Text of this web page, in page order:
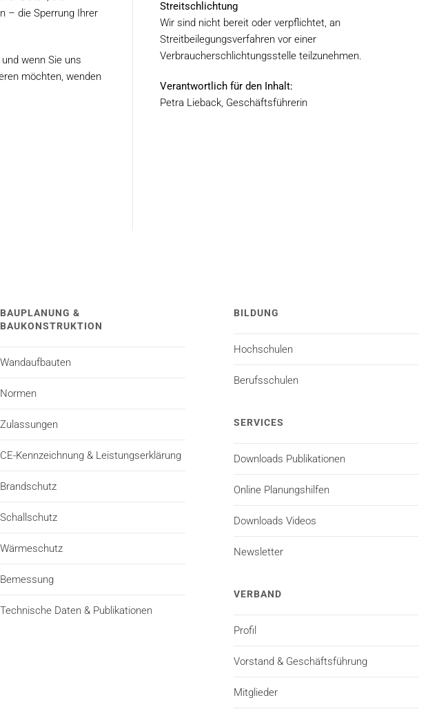
– die Sperrung Ihrer
wenn Sie uns
möchten, wenden
Streitschlichtung
Wir sind nicht bereit oder verpflichtet, an
Streitbeilegungsverfahren vor einer
Verbraucherschlichtungsstelle teilzunehmen.
Verantwortlich für den Inhalt:
Petra Lieback, Geschäftsführerin
BAUPLANUNG &
BAUKONSTRUKTION
Wandaufbauten
Normen
Zulassungen
CE-Kennzeichnung & Leistungserklärung
Brandschutz
Schallschutz
Wärmeschutz
Bemessung
Technische Daten & Publikationen
BILDUNG
Hochschulen
Berufsschulen
SERVICES
Downloads Publikationen
Online Planungshilfen
Downloads Videos
Newsletter
VERBAND
Profil
Vorstand & Geschäftsführung
Mitglieder